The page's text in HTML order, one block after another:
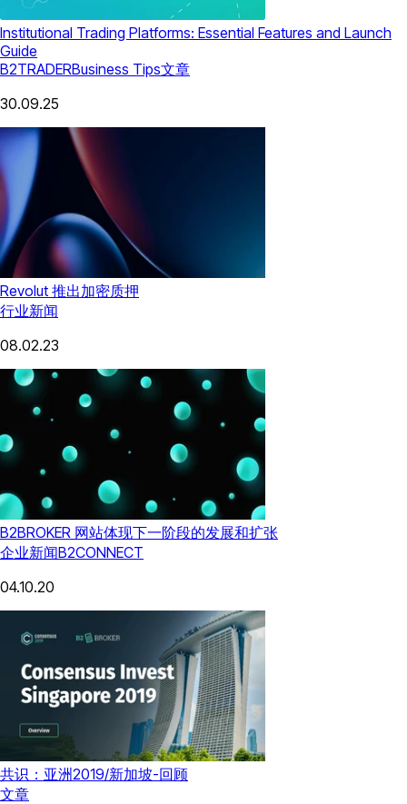
Institutional Trading Platforms: Essential Features and Launch
Guide
B2TRADERBusiness Tips文章
30.09.25
Revolut 推出加密质押
行业新闻
08.02.23
B2BROKER 网站体现下一阶段的发展和扩张
企业新闻B2CONNECT
04.10.20
共识：亚洲2019/新加坡-回顾
文章